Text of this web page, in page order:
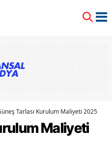
Tarlası Kurulum Maliyeti 2025
Maliyeti